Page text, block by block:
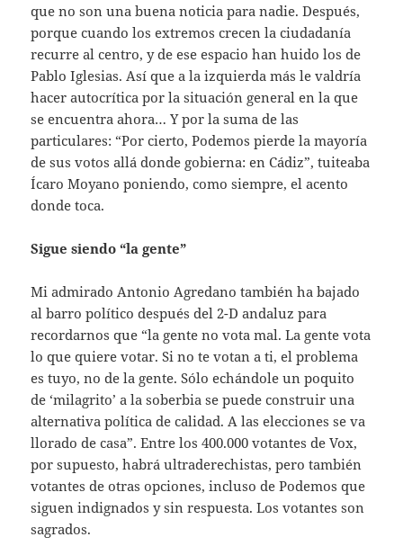
que no son una buena noticia para nadie. Después,
porque cuando los extremos crecen la ciudadanía
recurre al centro, y de ese espacio han huido los de
Pablo Iglesias. Así que a la izquierda más le valdría
hacer autocrítica por la situación general en la que
se encuentra ahora… Y por la suma de las
particulares: “Por cierto, Podemos pierde la mayoría
de sus votos allá donde gobierna: en Cádiz”, tuiteaba
Ícaro Moyano poniendo, como siempre, el acento
donde toca.
Sigue siendo “la gente”
Mi admirado Antonio Agredano también ha bajado
al barro político después del 2-D andaluz para
recordarnos que “la gente no vota mal. La gente vota
lo que quiere votar. Si no te votan a ti, el problema
es tuyo, no de la gente. Sólo echándole un poquito
de ‘milagrito’ a la soberbia se puede construir una
alternativa política de calidad. A las elecciones se va
llorado de casa”. Entre los 400.000 votantes de Vox,
por supuesto, habrá ultraderechistas, pero también
votantes de otras opciones, incluso de Podemos que
siguen indignados y sin respuesta. Los votantes son
sagrados.